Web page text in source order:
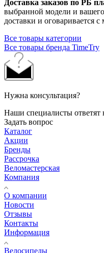
Доставка заказов по РБ
выбранной модели и
доставки и оговаривается
Все товары категории
Все товары бренда TimeTry
Нужна консультация?
Наши специалисты
Задать вопрос
Каталог
Акции
Бренды
Рассрочка
Веломастерская
Компания
О компании
Новости
Отзывы
Контакты
Информация
Велосипеды